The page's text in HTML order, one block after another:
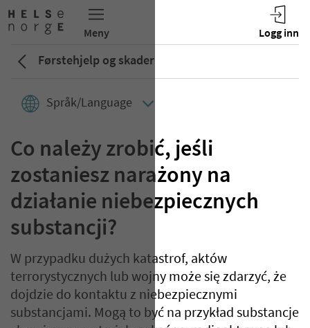
Førstehjelp og skader
Språk/Language
Co należy zrobić, jeśli
zostaniesz narażony na
działanie niebezpiecznych
substancji?
W przypadku dużych katastrof, aktów
terrorystycznych lub wojny może się zdarzyć, że
dojdzie do kontaktu z niebezpiecznymi
substancjami. Mogą to być na przykład substancje